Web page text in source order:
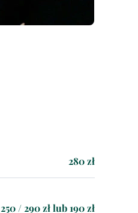
280 zł
250 / 290 zł lub 190 zł